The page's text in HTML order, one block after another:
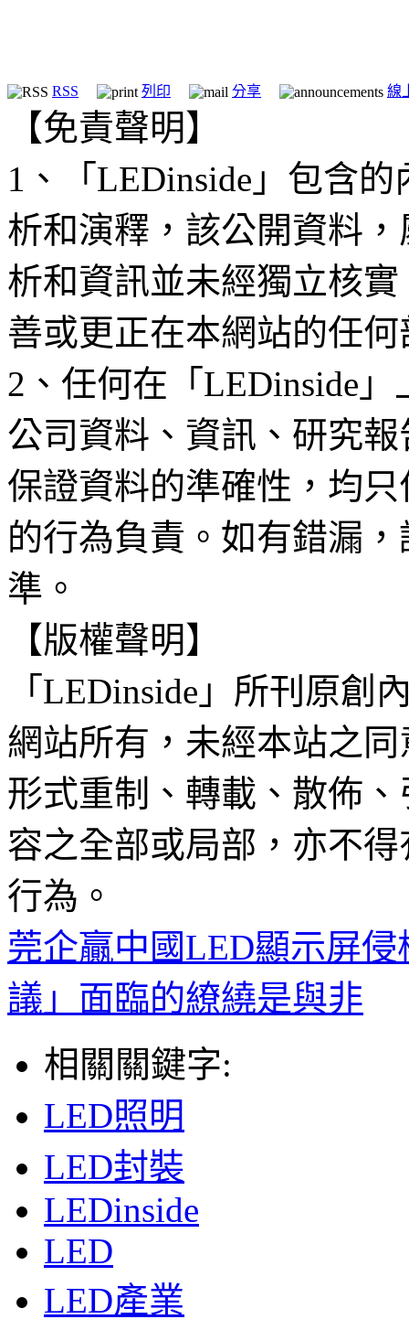
RSS 列印 分享 線
【免責聲明】
1、「LEDinside」包含
析和演釋，該公開資料
析和資訊並未經獨立核
善或更正在本網站的任
2、任何在「LEDinside
公司資料、資訊、研究
保證資料的準確性，均
的行為負責。如有錯漏
準。
【版權聲明】
「LEDinside」所刊原創
網站所有，未經本站之
形式重制、轉載、散佈
容之全部或局部，亦不
行為。
莞企贏中國LED顯示屏侵
議」面臨的繚繞是與非
相關關鍵字:
LED照明
LED封裝
LEDinside
LED
LED產業